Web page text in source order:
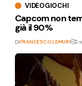
VIDEOGIOCHI
Capcom non
già il 90%
DiFRANCESCO LEMURI 2